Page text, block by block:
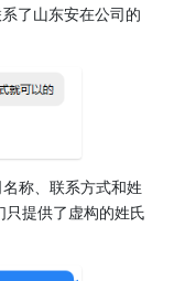
了山东安在公司的
称、联系方式和姓
提供了虚构的姓氏